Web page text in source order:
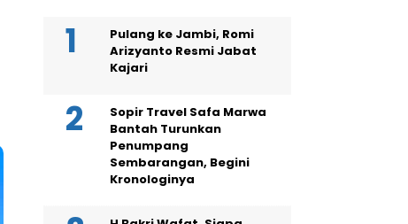
Pulang ke Jambi, Romi
Arizyanto Resmi Jabat
Kajari
Sopir Travel Safa Marwa
Bantah Turunkan
Penumpang
Sembarangan, Begini
Kronologinya